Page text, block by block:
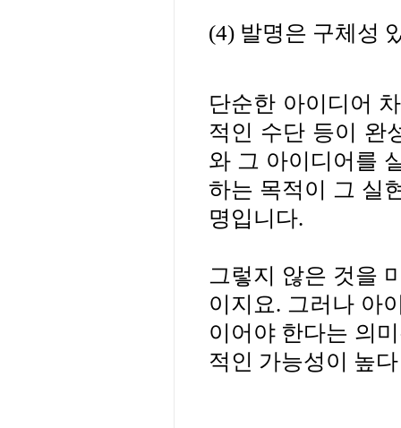
(4) 발명은 구체성
단순한 아이디어
적인 수단 등이 완
와 그 아이디어를
하는 목적이 그 실
명입니다.
그렇지 않은 것을
이지요. 그러나 아
이어야 한다는 의
적인 가능성이 높